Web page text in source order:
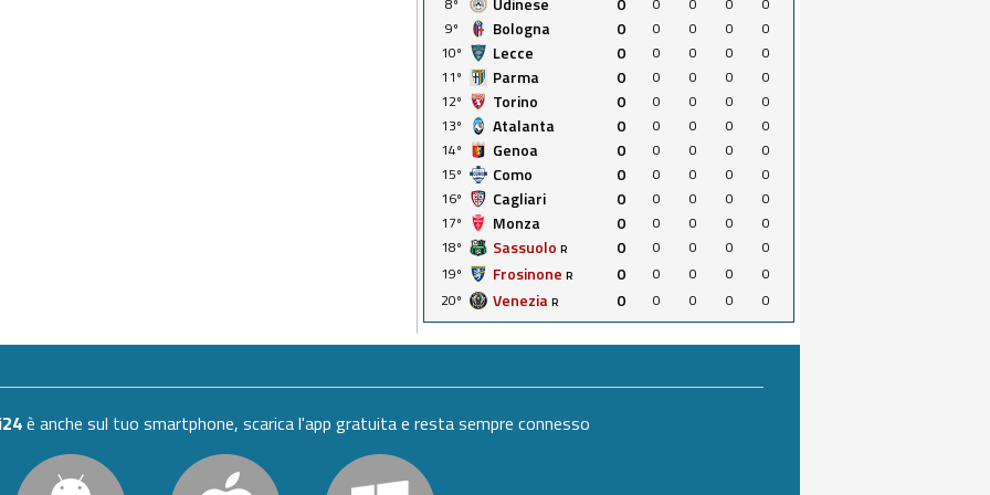
9º
Bologna 0 0 0 0
0
10º
Lecce 0 0 0 0
0
11º
Parma 0 0 0 0
0
12º
Torino 0 0 0 0
0
13º
Atalanta 0 0 0 0
0
14º
Genoa 0 0 0 0
0
15º
Como 0 0 0 0
0
16º
Cagliari 0 0 0 0
0
17º
Monza 0 0 0 0
0
18º
Sassuolo R 0 0 0 0
0
19º
Frosinone R 0 0 0 0
0
20º
Venezia R 0 0 0 0 0
è anche sul tuo smartphone, scarica l'app gratuita e resta sempre connesso